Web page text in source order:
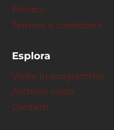
Privacy
Termini e condizioni
Esplora
Visite in programma
Archivio visite
Contatti